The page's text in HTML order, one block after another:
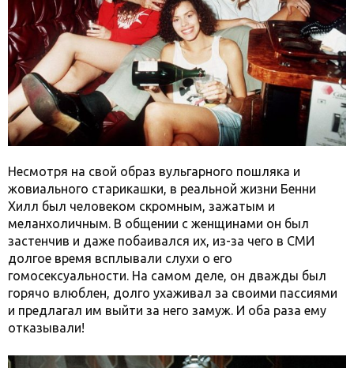
Несмотря на свой образ вульгарного пошляка и
жовиального старикашки, в реальной жизни Бенни
Хилл был человеком скромным, зажатым и
меланхоличным. В общении с женщинами он был
застенчив и даже побаивался их, из-за чего в СМИ
долгое время всплывали слухи о его
гомосексуальности. На самом деле, он дважды был
горячо влюблен, долго ухаживал за своими пассиями
и предлагал им выйти за него замуж. И оба раза ему
отказывали!